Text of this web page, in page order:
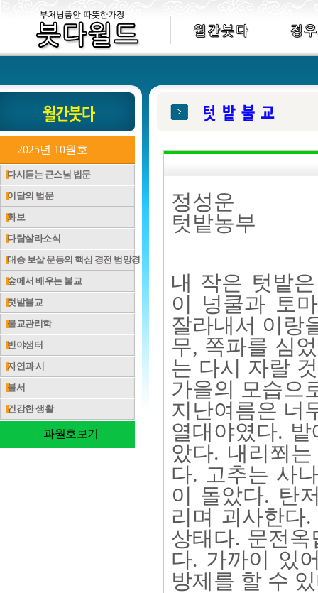
2025년 10월호
다시듣는 큰스님 법문
이달의 법문
화보
다람살라소식
대승 보살 운동의 핵심 경전 범망경
숲에서 배우는 불교
텃밭불교
불교관리학
반야샘터
자연과 시
불서
건강한 생활
과월호보기
정성운
텃밭농부
내 작은 텃밭
이 넝쿨과 토
잘라내서 이랑
무, 쪽파를 심
는 다시 자랄
가을의 모습으
지난여름은 너
열대야였다.
았다. 내리쬐
다. 고추는 사
이 돌았다. 탄
리며 괴사한다
상태다. 문전
다. 가까이 있
방제를 할 수